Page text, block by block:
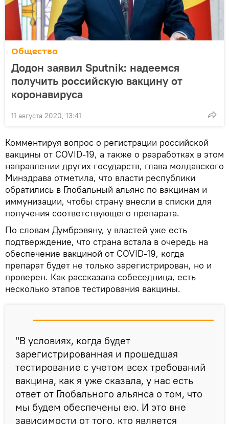
Общество
Додон заявил Sputnik: надеемся
получить российскую вакцину от
коронавируса
11 августа 2020, 13:41
Комментируя вопрос о регистрации российской
вакцины от COVID-19, а также о разработках в этом
направлении других государств, глава молдавского
Минздрава отметила, что власти республики
обратились в Глобальный альянс по вакцинам и
иммунизации, чтобы страну внесли в списки для
получения соответствующего препарата.
По словам Думбрэвяну, у властей уже есть
подтверждение, что страна встала в очередь на
обеспечение вакциной от COVID-19, когда
препарат будет не только зарегистрирован, но и
проверен. Как рассказала собеседница, есть
несколько этапов тестирования вакцины.
"В условиях, когда будет
зарегистрированная и прошедшая
тестирование с учетом всех требований
вакцина, как я уже сказала, у нас есть
ответ от Глобального альянса о том, что
мы будем обеспечены ею. И это вне
зависимости от того, кто является